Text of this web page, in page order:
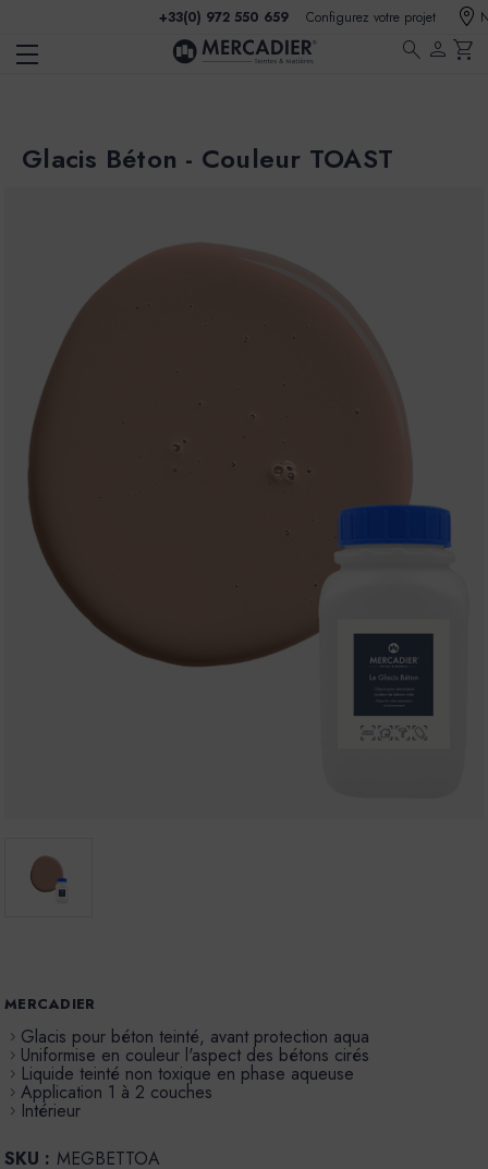
+33(0) 972 550 659 Configurez votre projet
search person shopping_cart
Glacis Béton - Couleur TOAST
MERCADIER
Glacis pour béton teinté, avant protection aqua
Uniformise en couleur l'aspect des bétons cirés
Liquide teinté non toxique en phase aqueuse
Application 1 à 2 couches
Intérieur
SKU : MEGBETTOA